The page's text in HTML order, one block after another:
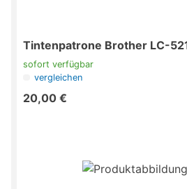
Tintenpatrone Brother LC-
sofort verfügbar
vergleichen
20,00 €